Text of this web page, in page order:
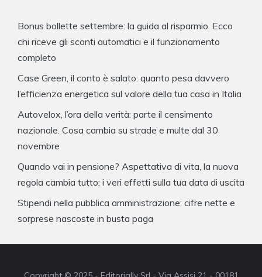
Bonus bollette settembre: la guida al risparmio. Ecco
chi riceve gli sconti automatici e il funzionamento
completo
Case Green, il conto è salato: quanto pesa davvero
l’efficienza energetica sul valore della tua casa in Italia
Autovelox, l’ora della verità: parte il censimento
nazionale. Cosa cambia su strade e multe dal 30
novembre
Quando vai in pensione? Aspettativa di vita, la nuova
regola cambia tutto: i veri effetti sulla tua data di uscita
Stipendi nella pubblica amministrazione: cifre nette e
sorprese nascoste in busta paga